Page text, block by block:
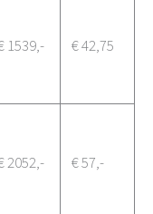
1539,- € 42,75
2052,- € 57,-